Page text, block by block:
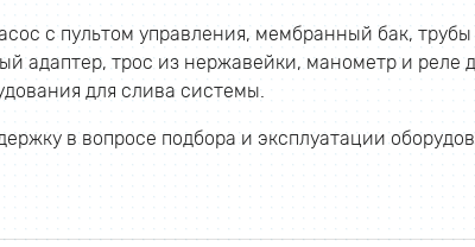
с пультом управления, мембранный бак,
адаптер, трос из нержавейки, манометр и реле
для слива системы.
в вопросе подбора и эксплуатации